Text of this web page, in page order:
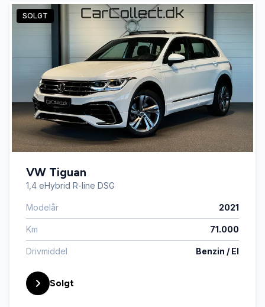
SOLGT
VW Tiguan
1,4 eHybrid R-line DSG
Modelår 2021
Km 71.000
Drivmiddel Benzin / El
Solgt